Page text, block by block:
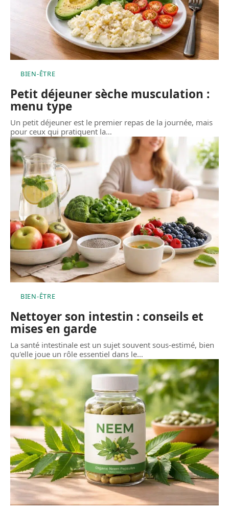
BIEN-ÊTRE
Petit déjeuner sèche musculation :
menu type
Un petit déjeuner est le premier repas de la journée, mais
pour ceux qui pratiquent la…
BIEN-ÊTRE
Nettoyer son intestin : conseils et
mises en garde
La santé intestinale est un sujet souvent sous-estimé, bien
qu'elle joue un rôle essentiel dans le…